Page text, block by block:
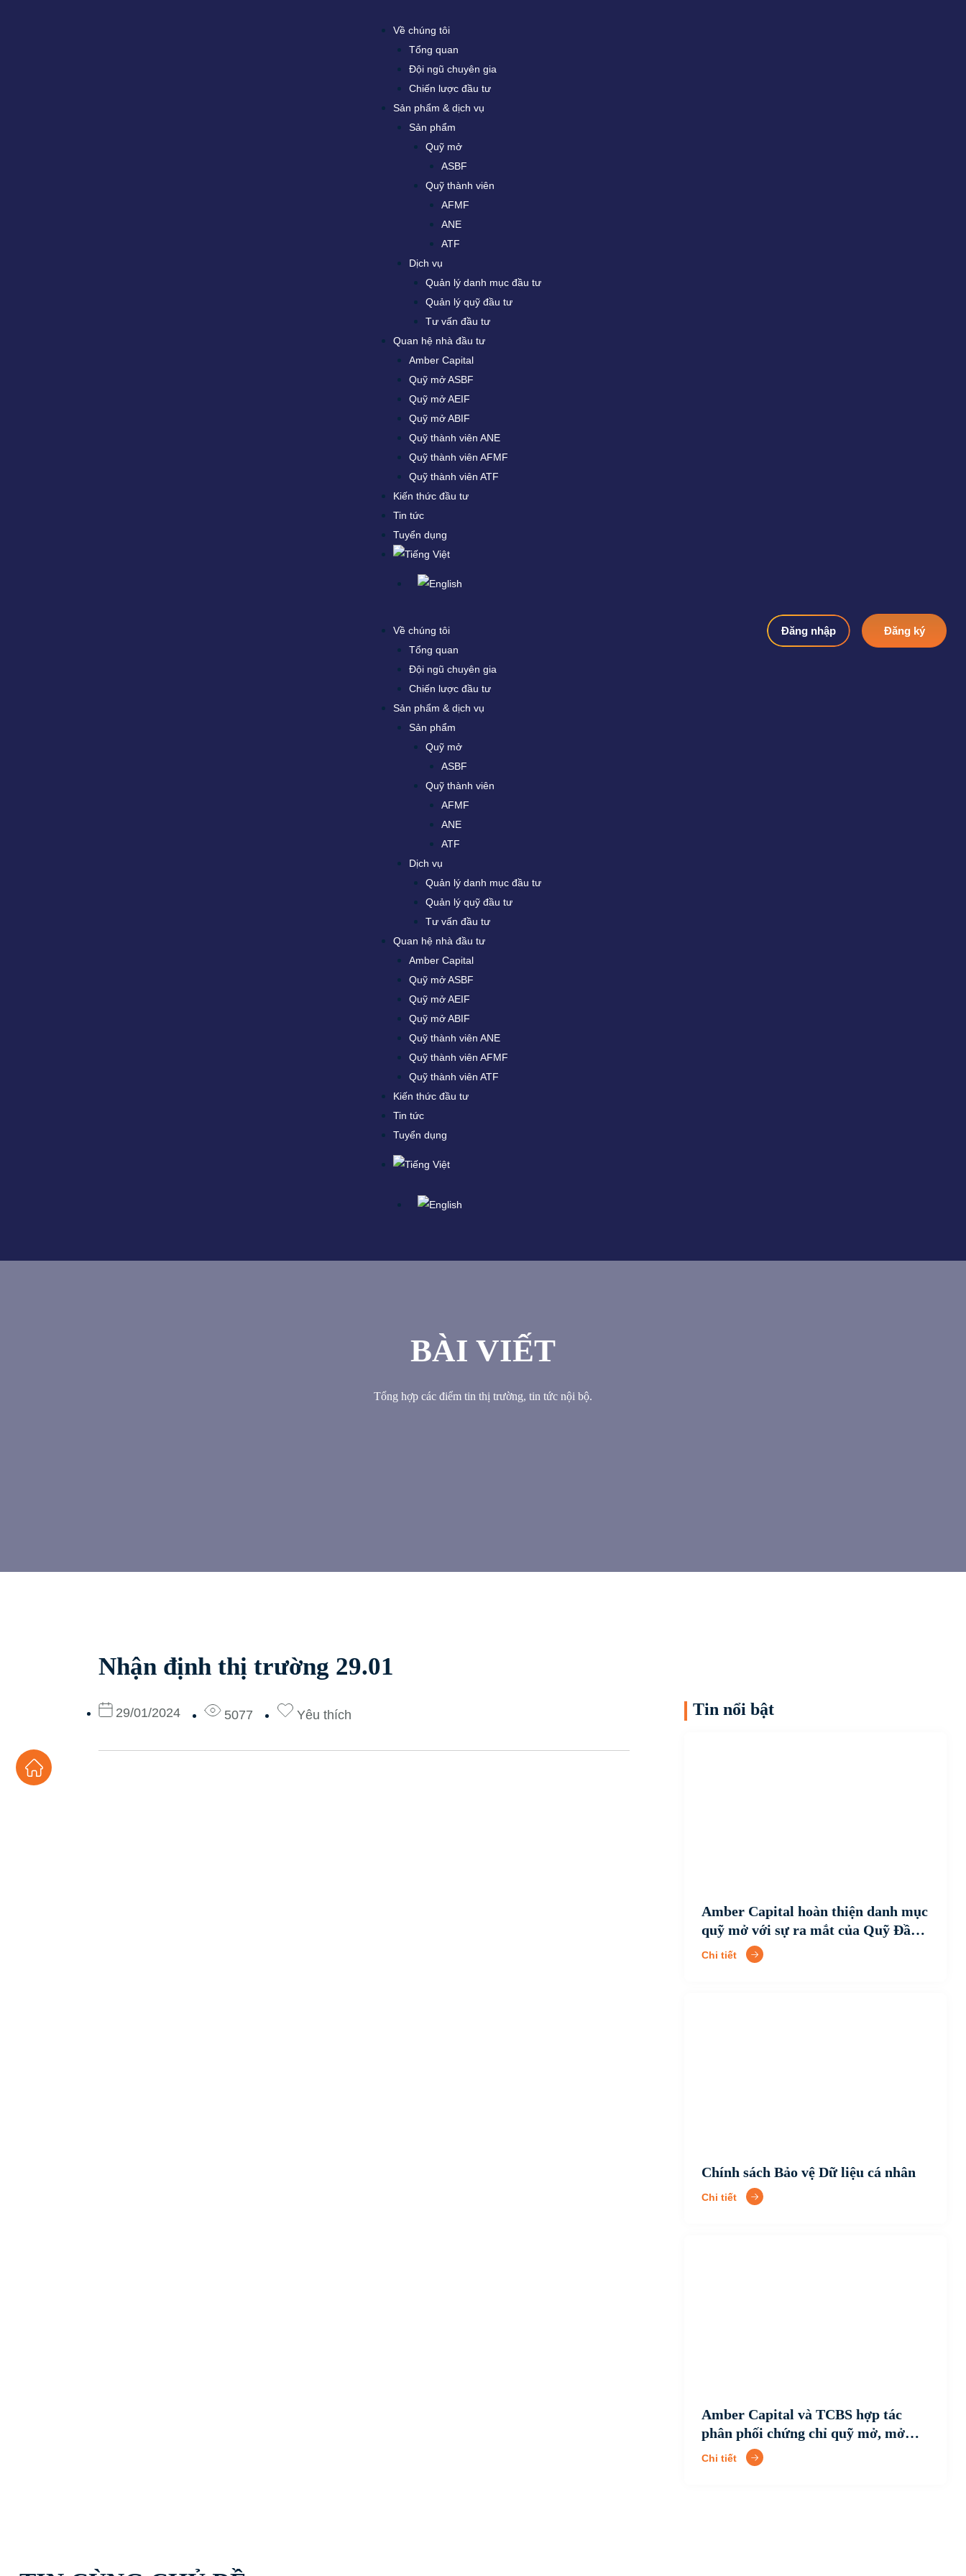
Về chúng tôi
Tổng quan
Đội ngũ chuyên gia
Chiến lược đầu tư
Sản phẩm & dịch vụ
Sản phẩm
Quỹ mở
ASBF
Quỹ thành viên
AFMF
ANE
ATF
Dịch vụ
Quản lý danh mục đầu tư
Quản lý quỹ đầu tư
Tư vấn đầu tư
Quan hệ nhà đầu tư
Amber Capital
Quỹ mở ASBF
Quỹ mở AEIF
Quỹ mở ABIF
Quỹ thành viên ANE
Quỹ thành viên AFMF
Quỹ thành viên ATF
Kiến thức đầu tư
Tin tức
Tuyển dụng
Về chúng tôi
Tổng quan
Đội ngũ chuyên gia
Chiến lược đầu tư
Sản phẩm & dịch vụ
Sản phẩm
Quỹ mở
ASBF
Quỹ thành viên
AFMF
ANE
ATF
Dịch vụ
Quản lý danh mục đầu tư
Quản lý quỹ đầu tư
Tư vấn đầu tư
Quan hệ nhà đầu tư
Amber Capital
Quỹ mở ASBF
Quỹ mở AEIF
Quỹ mở ABIF
Quỹ thành viên ANE
Quỹ thành viên AFMF
Quỹ thành viên ATF
Kiến thức đầu tư
Tin tức
Tuyển dụng
Đăng nhập Đăng ký
BÀI VIẾT
Tổng hợp các điểm tin thị trường, tin tức nội bộ.
Nhận định thị trường 29.01
29/01/2024 5077 Yêu thích Tin nổi bật
Amber Capital hoàn thiện danh mục
quỹ mở với sự ra mắt của Quỹ Đầu
tư Cân bằng Amber (ABIF)
Chi tiết
Chính sách Bảo vệ Dữ liệu cá nhân
Chi tiết
Amber Capital và TCBS hợp tác
phân phối chứng chỉ quỹ mở, mở
rộng cơ hội tiếp cận sản phẩm đầu
tư chuyên nghiệp cho nhà đầu tư
Chi tiết